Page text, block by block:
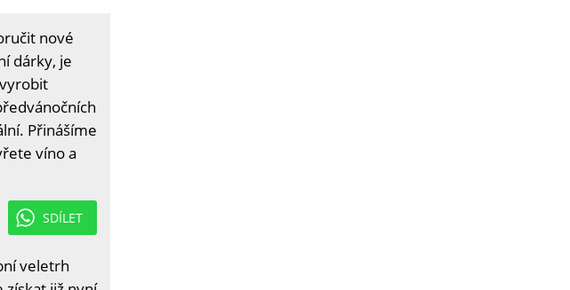
nové
dárky, je
Přinášíme
víno a
SDÍLET
veletrh